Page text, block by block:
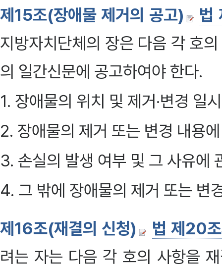
제15조(장애물 제거의 공고)
법
지방자치단체의 장은 다음 각 호
의 일간신문에 공고하여야 한다.
1. 장애물의 위치 및 제거·변경 일
2. 장애물의 제거 또는 변경 내용
3. 손실의 발생 여부 및 그 사유에
4. 그 밖에 장애물의 제거 또는 변
제16조(재결의 신청)
법 제20
려는 자는 다음 각 호의 사항을